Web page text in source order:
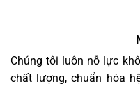
Chúng tôi luôn nỗ lực
chất lượng, chuẩn hóa